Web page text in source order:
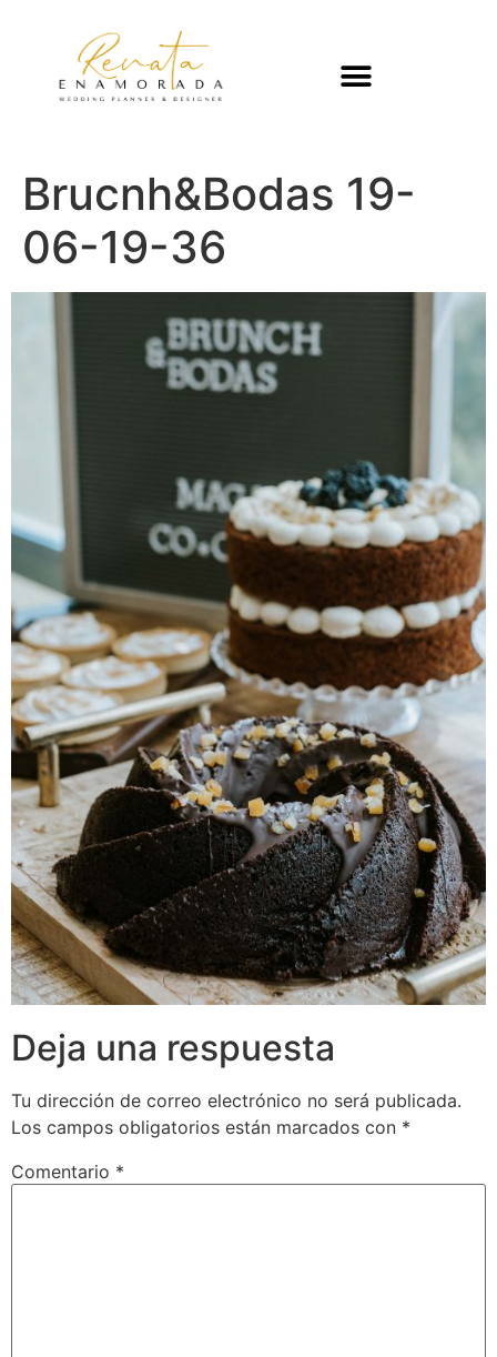
Brucnh&Bodas 19-
06-19-36
Deja una respuesta
Tu dirección de correo electrónico no será publicada.
Los campos obligatorios están marcados con *
Comentario *